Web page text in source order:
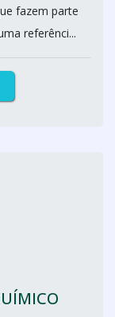
fazem parte
referênci...